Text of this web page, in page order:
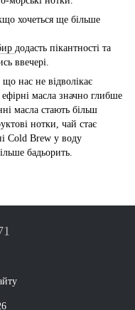
хочеться ще більше
додасть пікантності та
ввечері.
нас не відволікає
масла значно глибше
масла стають більш
нотки, чай стає
Cold Brew у воду
бадьорить.